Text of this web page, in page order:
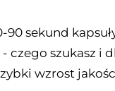
sekund
czego szukasz i
wzrost